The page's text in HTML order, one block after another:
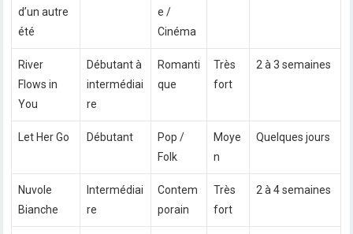
d’un autre
été
e /
Cinéma
River
Flows in
You
Débutant à
intermédiai
re
Romanti
que
Très
fort
2 à 3 semaines
Let Her Go Débutant
Pop /
Folk
Moye
n
Quelques jours
Nuvole
Bianche
Intermédiai
re
Contem
porain
Très
fort
2 à 4 semaines